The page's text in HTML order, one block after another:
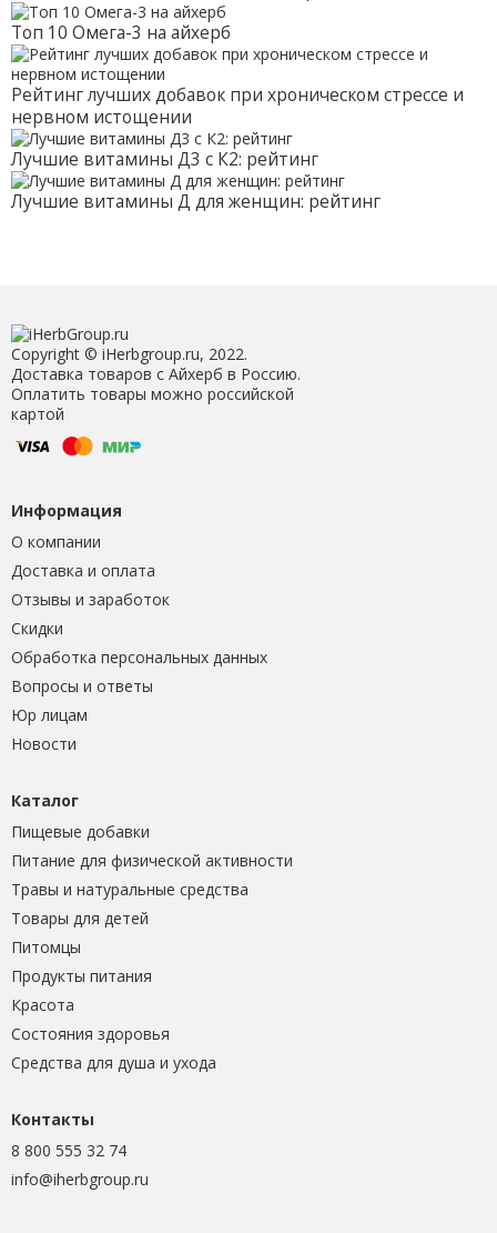
Топ 10 Омега-3 на айхерб
Рейтинг лучших добавок при хроническом стрессе и
нервном истощении
Лучшие витамины Д3 с К2: рейтинг
Лучшие витамины Д для женщин: рейтинг
Copyright © iHerbgroup.ru, 2022.
Доставка товаров с Айхерб в Россию.
Оплатить товары можно российской
картой
Информация
О компании
Доставка и оплата
Отзывы и заработок
Скидки
Обработка персональных данных
Вопросы и ответы
Юр лицам
Новости
Каталог
Пищевые добавки
Питание для физической активности
Травы и натуральные средства
Товары для детей
Питомцы
Продукты питания
Красота
Состояния здоровья
Средства для душа и ухода
Контакты
8 800 555 32 74
info@iherbgroup.ru